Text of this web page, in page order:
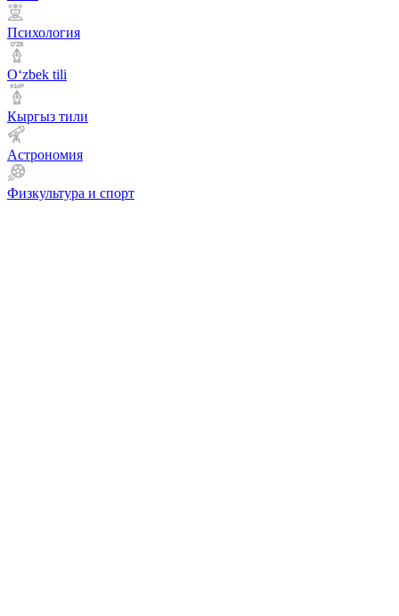
Психология
Оʻzbek tili
Кыргыз тили
Астрономия
Физкультура и спорт